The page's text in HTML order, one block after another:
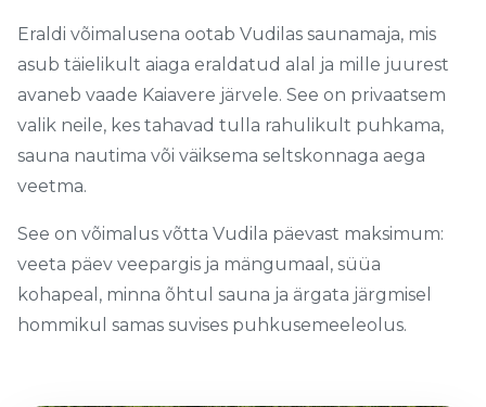
Eraldi võimalusena ootab Vudilas saunamaja, mis
asub täielikult aiaga eraldatud alal ja mille juurest
avaneb vaade Kaiavere järvele. See on privaatsem
valik neile, kes tahavad tulla rahulikult puhkama,
sauna nautima või väiksema seltskonnaga aega
veetma.
See on võimalus võtta Vudila päevast maksimum:
veeta päev veepargis ja mängumaal, süüa
kohapeal, minna õhtul sauna ja ärgata järgmisel
hommikul samas suvises puhkusemeeleolus.